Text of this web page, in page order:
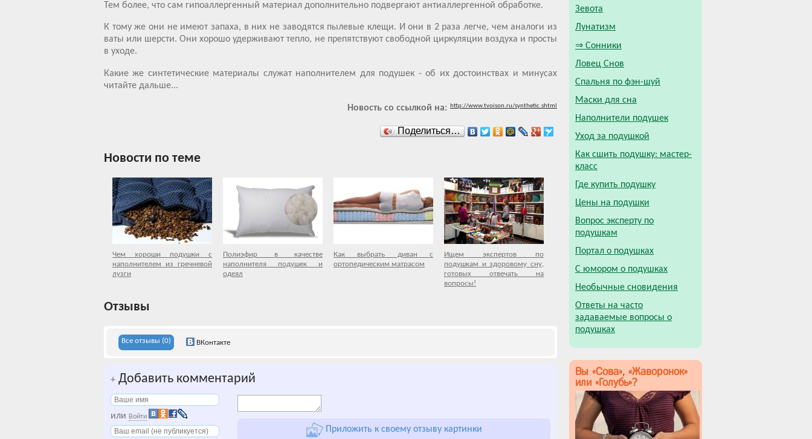
Тем более, что сам гипоаллергенный материал дополнительно подвергают антиаллергенной обработке.
К тому же они не имеют запаха, в них не заводятся пылевые клещи. И они в 2 раза легче, чем аналоги из
ваты или шерсти. Они хорошо удерживают тепло, не препятствуют свободной циркуляции воздуха и просты
в уходе.
Какие же синтетические материалы служат наполнителем для подушек - об их достоинствах и минусах
читайте дальше...
Новость со ссылкой на: http://www.tvoison.ru/synthetic.shtml
Поделиться…
Новости по теме
Чем хороши подушки с
наполнителем из гречневой
лузги
Полиэфир в качестве
наполнителя подушек и
одеял
Как выбрать диван с
ортопедическим матрасом
Ищем экспертов по
подушкам и здоровому сну,
готовых отвечать на
вопросы!
Отзывы
Все отзывы (0) ВКонтакте
+ Добавить комментарий
или Войти
Приложить к своему отзыву картинки
Зевота
Лунатизм
⇒ Сонники
Ловец Снов
Спальня по фэн-шуй
Маски для сна
Наполнители подушек
Уход за подушкой
Как сшить подушку: мастер-
класс
Где купить подушку
Цены на подушки
Вопрос эксперту по
подушкам
Портал о подушках
С юмором о подушках
Необычные сновидения
Ответы на часто
задаваемые вопросы о
подушках
Вы «Сова», «Жаворонок»
или «Голубь»?